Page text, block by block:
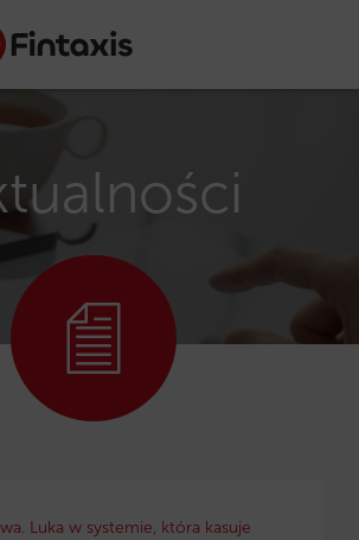
Luka w systemie, która kasuje